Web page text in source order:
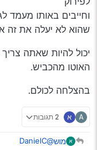
וחייבים באותו מעמד
שהוא לא יעלה את זה
יכול להיות שאתה
האוטו מהכביש.
בהצלחה לכולם.
A א 2 תגובות
מוש@DanielC